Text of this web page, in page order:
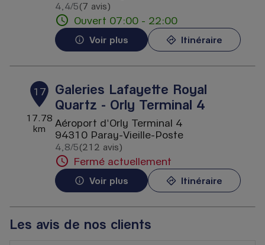
4,4/5 Note de 4.4 sur 5
(7 avis)
Ouvert 07:00 - 22:00
Voir plus Itinéraire
17
17.78
km
Galeries Lafayette Royal
Quartz - Orly Terminal 4
Aéroport d'Orly Terminal 4
94310 Paray-Vieille-Poste
4,8/5 Note de 4.8 sur 5
(212 avis)
Fermé actuellement
Voir plus Itinéraire
Les avis de nos clients